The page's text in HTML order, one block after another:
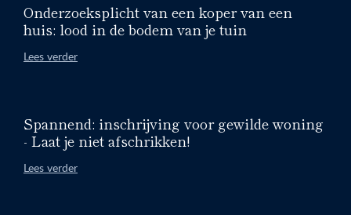
Onderzoeksplicht van een koper van een
huis: lood in de bodem van je tuin
Lees verder
Spannend: inschrijving voor gewilde woning
- Laat je niet afschrikken!
Lees verder